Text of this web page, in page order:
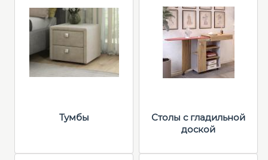
Тумбы
Столы с гладильной
доской